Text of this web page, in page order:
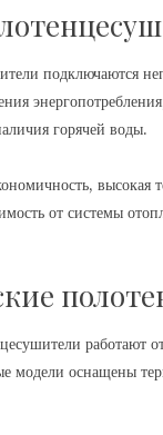
подключаются
горячей воды.
высокая
от системы
работают
модели оснащены